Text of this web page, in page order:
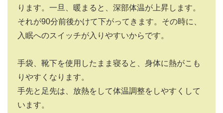
ります。一旦、暖まると、深部体温が上昇します。
それが90分前後かけて下がってきます。その時に、
入眠へのスイッチが入りやすいからです。
手袋、靴下を使用したまま寝ると、身体に熱がこも
りやすくなります。
手先と足先は、放熱をして体温調整をしやすくして
います。